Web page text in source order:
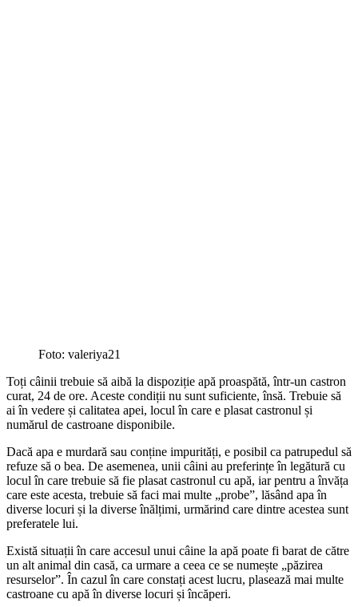
Foto: valeriya21
Toți câinii trebuie să aibă la dispoziție apă proaspătă, într-un castron
curat, 24 de ore. Aceste condiții nu sunt suficiente, însă. Trebuie să
ai în vedere și calitatea apei, locul în care e plasat castronul și
numărul de castroane disponibile.
Dacă apa e murdară sau conține impurități, e posibil ca patrupedul să
refuze să o bea. De asemenea, unii câini au preferințe în legătură cu
locul în care trebuie să fie plasat castronul cu apă, iar pentru a învăța
care este acesta, trebuie să faci mai multe „probe”, lăsând apa în
diverse locuri și la diverse înălțimi, urmărind care dintre acestea sunt
preferatele lui.
Există situații în care accesul unui câine la apă poate fi barat de către
un alt animal din casă, ca urmare a ceea ce se numește „păzirea
resurselor”. În cazul în care constați acest lucru, plasează mai multe
castroane cu apă în diverse locuri și încăperi.